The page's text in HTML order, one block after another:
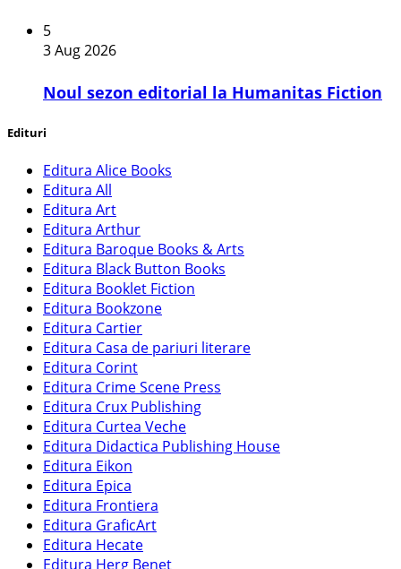
5
3 Aug 2026
​Noul sezon editorial la Humanitas Fiction
Edituri
Editura Alice Books
Editura All
Editura Art
Editura Arthur
Editura Baroque Books & Arts
Editura Black Button Books
Editura Booklet Fiction
Editura Bookzone
Editura Cartier
Editura Casa de pariuri literare
Editura Corint
Editura Crime Scene Press
Editura Crux Publishing
Editura Curtea Veche
Editura Didactica Publishing House
Editura Eikon
Editura Epica
Editura Frontiera
Editura GraficArt
Editura Hecate
Editura Herg Benet